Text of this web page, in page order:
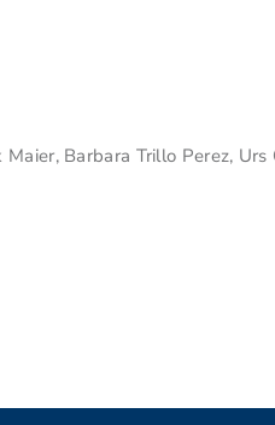
Barbara Trillo Perez,